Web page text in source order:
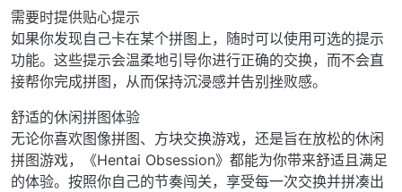
需要时提供贴心提示
如果你发现自己卡在某个拼图上，随时可以使用可选的提示
功能。这些提示会温柔地引导你进行正确的交换，而不会直
接帮你完成拼图，从而保持沉浸感并告别挫败感。
舒适的休闲拼图体验
无论你喜欢图像拼图、方块交换游戏，还是旨在放松的休闲
拼图游戏，《Hentai Obsession》都能为你带来舒适且满足
的体验。按照你自己的节奏闯关，享受每一次交换并拼凑出